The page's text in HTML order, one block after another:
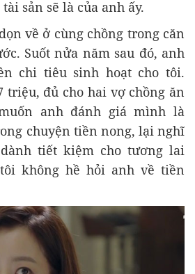
sản sẽ là của anh ấy.
về ở cùng chồng trong căn
Suốt nửa năm sau đó, anh
chi tiêu sinh hoạt cho tôi.
triệu, đủ cho hai vợ chồng ăn
anh đánh giá mình là
chuyện tiền nong, lại nghĩ
tiết kiệm cho tương lai
không hề hỏi anh về tiền